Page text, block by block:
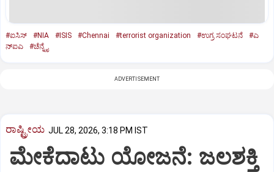
#ಐಸಿಸ್‌ #NIA #ISIS #Chennai #terrorist organization #ಉಗ್ರ ಸಂಘಟನೆ
#ಎ
ನ್‌ಐಎ
#ಚೆನ್ನೈ
ADVERTISEMENT
ರಾಷ್ಟ್ರೀಯ JUL 28, 2026, 3:18 PM IST
ಮೇಕೆದಾಟು ಯೋಜನೆ: ಜಲಶಕ್ತಿ